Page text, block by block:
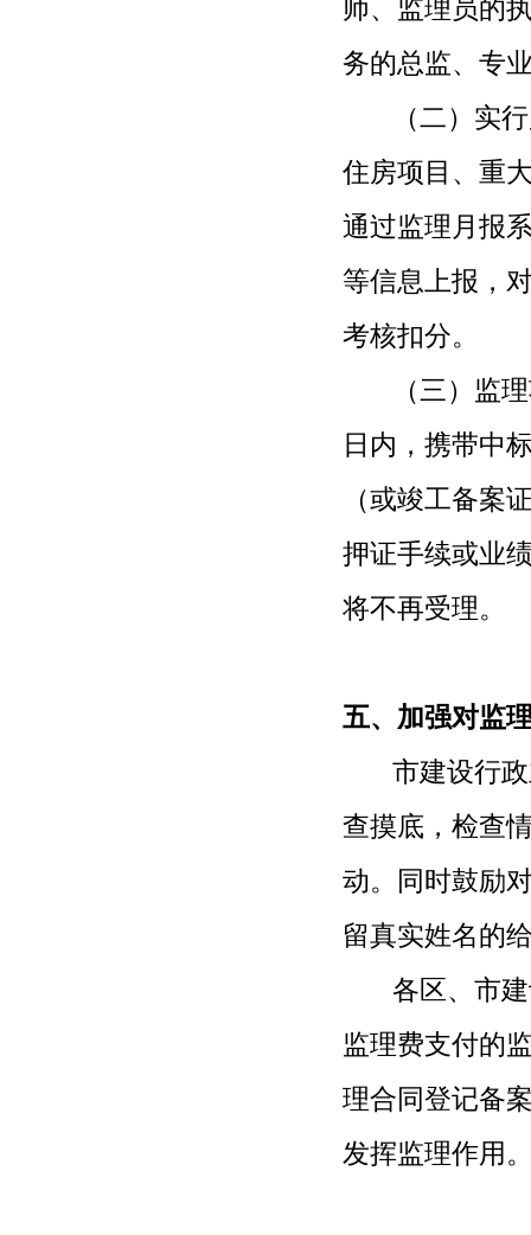
师、监理员的
务的总监、专
（二）实行
住房项目、重
通过监理月报
等信息上报，
考核扣分。
（三）监理
日内，携带中
（或竣工备案
押证手续或业
将不再受理。
五、加强对监
市建设行政
查摸底，检查
动。同时鼓励
留真实姓名的
各区、市建
监理费支付的
理合同登记备
发挥监理作用